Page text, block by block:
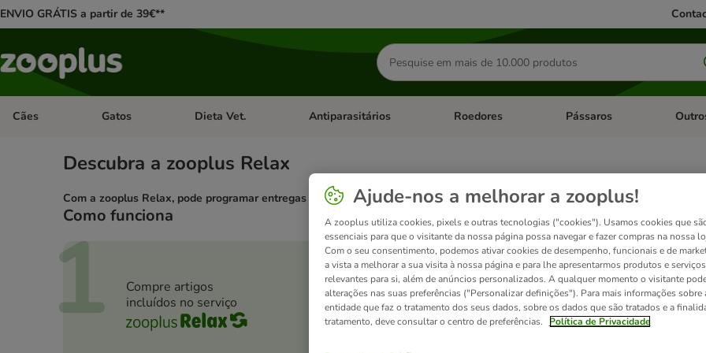
ENVIO GRÁTIS a partir de 39€**
Pesquisar
produtos
Cães Abrir menu de categoria: Cães
Gatos Abrir menu de categoria: Gatos
Dieta Vet. Abrir menu de categoria: Dieta Vet.
Antiparasitários Abrir menu de categoria: Antiparasitários
Roedores Abrir menu de categoria:
Pássaros Abrir
Descubra a zooplus Relax
Com a zooplus Relax, pode programar entregas regulares dos seus produtos preferidos. Poupe tempo, dinheiro e evite
Como funciona
1
Compre artigos
incluídos no serviço
Ajude-nos a melhorar a zooplus!
A zooplus utiliza cookies, pixels e outras tecnologias ("cookies"). Usamos cookies que
essenciais para que o visitante da nossa página possa navegar e fazer compras na nossa
Com o seu consentimento, podemos ativar cookies de desempenho, funcionais e de
a vista a melhorar a sua visita à nossa página e para lhe apresentarmos produtos e serviços
relevantes para si, além de anúncios personalizados. A qualquer momento o visitante
alterações nas suas preferências ("Personalizar definições"). Para mais informações sobre
entidade que faz o tratamento dos seus dados, sobre os dados que são tratados e a
tratamento, deve consultar o centro de preferências.
Política de Privacidade